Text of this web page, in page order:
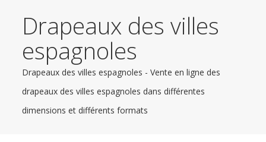
Drapeaux des villes
espagnoles
Drapeaux des villes espagnoles - Vente en ligne des
drapeaux des villes espagnoles dans différentes
dimensions et différents formats